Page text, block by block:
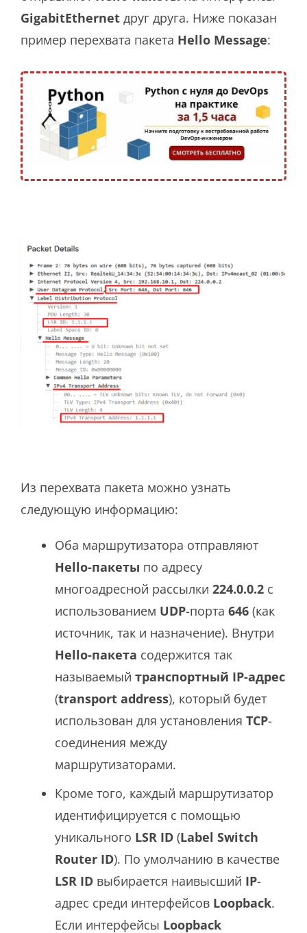
GigabitEthernet друг друга. Ниже показан
пример перехвата пакета Hello Message:
Из перехвата пакета можно узнать
следующую информацию:
Оба маршрутизатора отправляют
Hello-пакеты по адресу
многоадресной рассылки 224.0.0.2 с
использованием UDP-порта 646 (как
источник, так и назначение). Внутри
Hello-пакета содержится так
называемый транспортный IP-адрес
(transport address), который будет
использован для установления TCP-
соединения между
маршрутизаторами.
Кроме того, каждый маршрутизатор
идентифицируется с помощью
уникального LSR ID (Label Switch
Router ID). По умолчанию в качестве
LSR ID выбирается наивысший IP-
адрес среди интерфейсов Loopback.
Если интерфейсы Loopback